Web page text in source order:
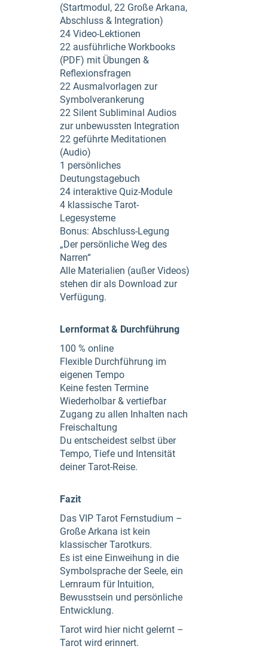
(Startmodul, 22 Große Arkana,
Abschluss & Integration)
24 Video-Lektionen
22 ausführliche Workbooks
(PDF) mit Übungen &
Reflexionsfragen
22 Ausmalvorlagen zur
Symbolverankerung
22 Silent Subliminal Audios
zur unbewussten Integration
22 geführte Meditationen
(Audio)
1 persönliches
Deutungstagebuch
24 interaktive Quiz-Module
4 klassische Tarot-
Legesysteme
Bonus: Abschluss-Legung
„Der persönliche Weg des
Narren“
Alle Materialien (außer Videos)
stehen dir als Download zur
Verfügung.
Lernformat & Durchführung
100 % online
Flexible Durchführung im
eigenen Tempo
Keine festen Termine
Wiederholbar & vertiefbar
Zugang zu allen Inhalten nach
Freischaltung
Du entscheidest selbst über
Tempo, Tiefe und Intensität
deiner Tarot-Reise.
Fazit
Das VIP Tarot Fernstudium –
Große Arkana ist kein
klassischer Tarotkurs.
Es ist eine Einweihung in die
Symbolsprache der Seele, ein
Lernraum für Intuition,
Bewusstsein und persönliche
Entwicklung.
Tarot wird hier nicht gelernt –
Tarot wird erinnert.